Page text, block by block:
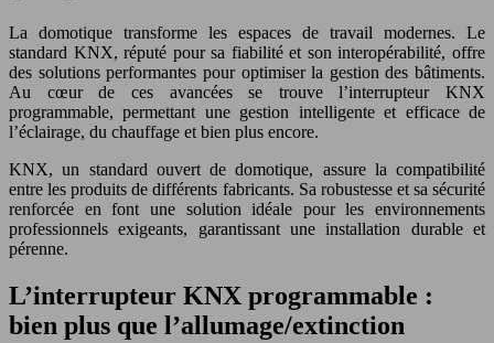
La domotique transforme les espaces de travail modernes. Le
standard KNX, réputé pour sa fiabilité et son interopérabilité, offre
des solutions performantes pour optimiser la gestion des bâtiments.
Au cœur de ces avancées se trouve l’interrupteur KNX
programmable, permettant une gestion intelligente et efficace de
l’éclairage, du chauffage et bien plus encore.
KNX, un standard ouvert de domotique, assure la compatibilité
entre les produits de différents fabricants. Sa robustesse et sa sécurité
renforcée en font une solution idéale pour les environnements
professionnels exigeants, garantissant une installation durable et
pérenne.
L’interrupteur KNX programmable :
bien plus que l’allumage/extinction